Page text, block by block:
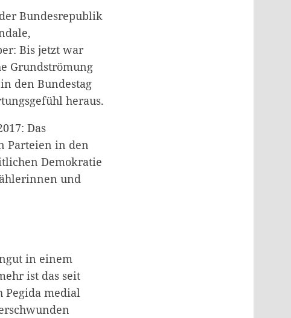
Bundesrepublik
Bis jetzt war
Grundströmung
den Bundestag
heraus.
Das
Parteien in den
Demokratie
und
in einem
ist das seit
Pegida medial